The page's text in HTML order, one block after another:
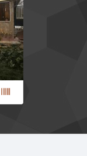
سقف
سازی